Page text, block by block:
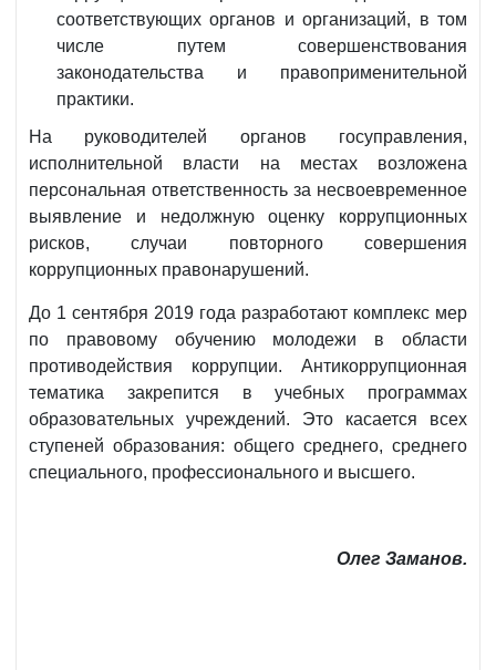
соответствующих органов и организаций, в том
числе путем совершенствования
законодательства и правоприменительной
практики.
На руководителей органов госуправления,
исполнительной власти на местах возложена
персональная ответственность за несвоевременное
выявление и недолжную оценку коррупционных
рисков, случаи повторного совершения
коррупционных правонарушений.
До 1 сентября 2019 года разработают комплекс мер
по правовому обучению молодежи в области
противодействия коррупции. Антикоррупционная
тематика закрепится в учебных программах
образовательных учреждений. Это касается всех
ступеней образования: общего среднего, среднего
специального, профессионального и высшего.
Олег Заманов.